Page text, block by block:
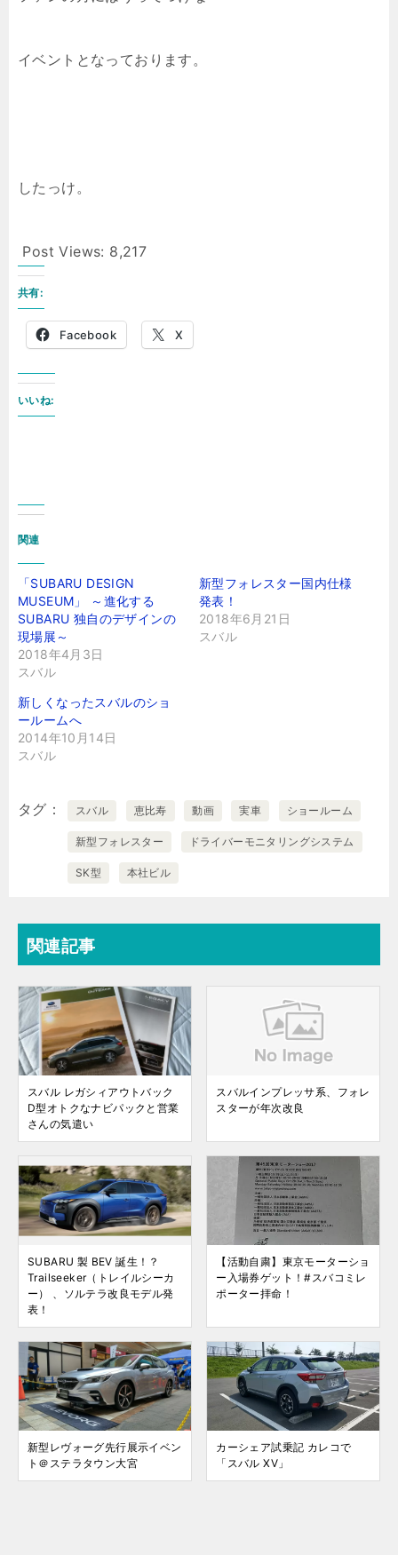
イベントとなっております。
したっけ。
Post Views: 8,217
共有:
Facebook X
いいね:
関連
「SUBARU DESIGN
MUSEUM」 ～進化する
SUBARU 独自のデザインの
現場展～
2018年4月3日
スバル
新型フォレスター国内仕様
発表！
2018年6月21日
スバル
新しくなったスバルのショ
ールームへ
2014年10月14日
スバル
タグ スバル 恵比寿 動画 実車 ショールーム
新型フォレスター ドライバーモニタリングシステム
SK型 本社ビル
関連記事
スバル レガシィアウトバック
D型オトクなナビパックと営業
さんの気遣い
スバルインプレッサ系、フォレ
スターが年次改良
SUBARU 製 BEV 誕生！？
Trailseeker（トレイルシーカ
ー） 、ソルテラ改良モデル発
表！
【活動自粛】東京モーターショ
ー入場券ゲット！#スバコミレ
ポーター拝命！
新型レヴォーグ先行展示イベン
ト＠ステラタウン大宮
カーシェア試乗記 カレコで
「スバル XV」